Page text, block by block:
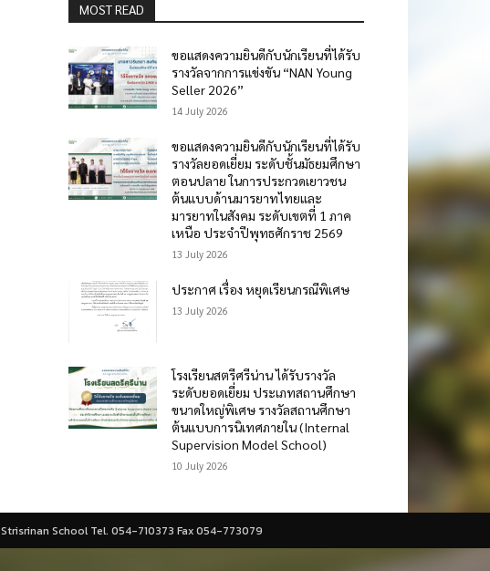
MOST READ
ขอแสดงความยินดีกับนักเรียนที่ได้รับ
รางวัลจากการแข่งขัน “NAN Young
Seller 2026”
14 July 2026
ขอแสดงความยินดีกับนักเรียนที่ได้รับ
รางวัลยอดเยี่ยม ระดับชั้นมัธยมศึกษา
ตอนปลาย ในการประกวดเยาวชน
ต้นแบบด้านมารยาทไทยและ
มารยาทในสังคม ระดับเขตที่ 1 ภาค
เหนือ ประจำปีพุทธศักราช 2569
13 July 2026
ประกาศ เรื่อง หยุดเรียนกรณีพิเศษ
13 July 2026
โรงเรียนสตรีศรีน่าน ได้รับรางวัล
ระดับยอดเยี่ยม ประเภทสถานศึกษา
ขนาดใหญ่พิเศษ รางวัลสถานศึกษา
ต้นแบบการนิเทศภายใน (Internal
Supervision Model School)
10 July 2026
Strisrinan School Tel. 054-710373 Fax 054-773079